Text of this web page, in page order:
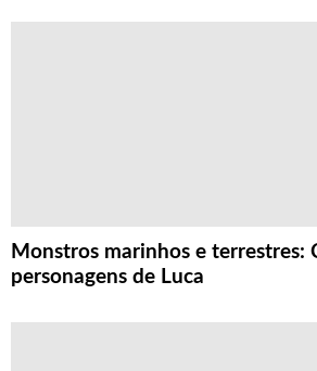
Monstros marinhos e terrestres:
personagens de Luca